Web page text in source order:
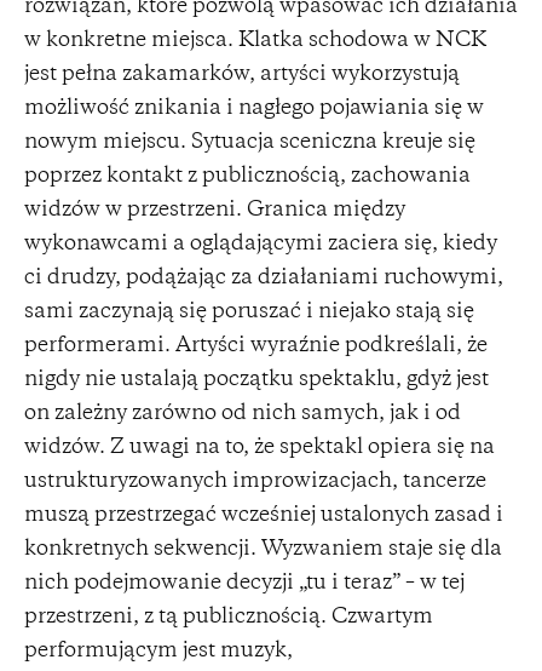
rozwiązań, które pozwolą wpasować ich działania
w konkretne miejsca. Klatka schodowa w NCK
jest pełna zakamarków, artyści wykorzystują
możliwość znikania i nagłego pojawiania się w
nowym miejscu. Sytuacja sceniczna kreuje się
poprzez kontakt z publicznością, zachowania
widzów w przestrzeni. Granica między
wykonawcami a oglądającymi zaciera się, kiedy
ci drudzy, podążając za działaniami ruchowymi,
sami zaczynają się poruszać i niejako stają się
performerami. Artyści wyraźnie podkreślali, że
nigdy nie ustalają początku spektaklu, gdyż jest
on zależny zarówno od nich samych, jak i od
widzów. Z uwagi na to, że spektakl opiera się na
ustrukturyzowanych improwizacjach, tancerze
muszą przestrzegać wcześniej ustalonych zasad i
konkretnych sekwencji. Wyzwaniem staje się dla
nich podejmowanie decyzji „tu i teraz” – w tej
przestrzeni, z tą publicznością. Czwartym
performującym jest muzyk,